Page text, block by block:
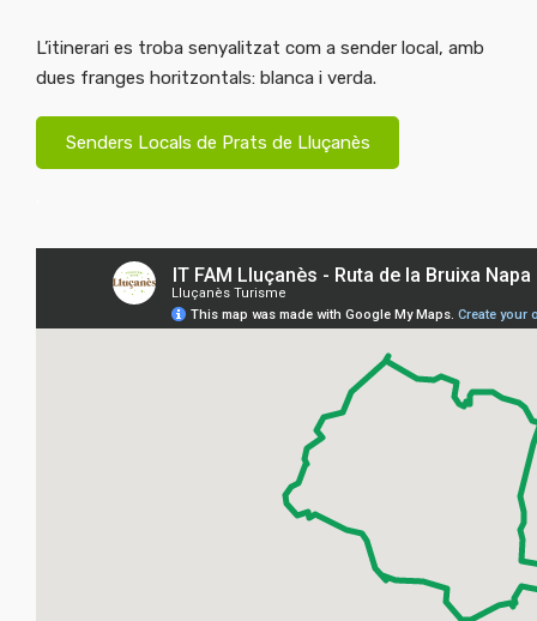
L’itinerari es troba senyalitzat com a sender local, amb
dues franges horitzontals: blanca i verda.
Senders Locals de Prats de Lluçanès